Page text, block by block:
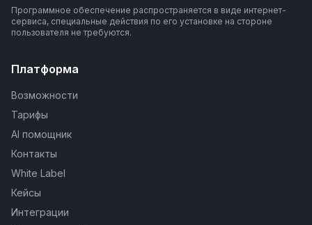
Программное обеспечение распространяется в виде интернет-
сервиса, специальные действия по его установке на стороне
пользователя не требуются.
Платформа
Возможности
Тарифы
AI помощник
Контакты
White Label
Кейсы
Интеграции